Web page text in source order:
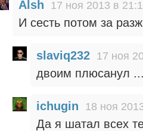
Alsh 17 ноя 2013 в
И сесть потом за
slaviq232 17 ноя
двоим плюсанул
ichugin 18 ноя
Да я шатал всех